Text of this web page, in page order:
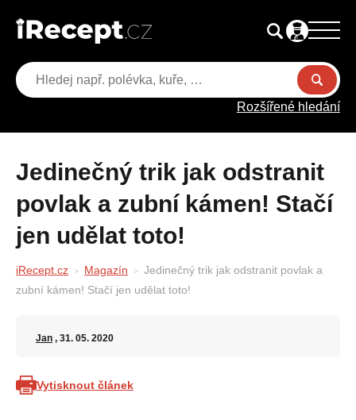
Rozšířené hledání
Jedinečný trik jak odstranit
povlak a zubní kámen! Stačí
jen udělat toto!
iRecept.cz Magazín
Jedinečný trik jak odstranit povlak a
zubní kámen! Stačí jen udělat toto!
Jan , 31. 05. 2020
Vytisknout článek